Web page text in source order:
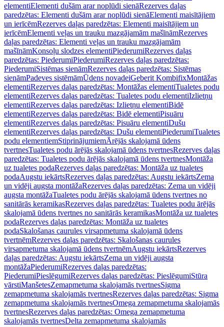
elementiElementi dušām arar noplūdi sienāRezerves daļas
paredzētas: Elementi dušām arar noplūdi sienāElementi maisītājiem
un ierīcēmRezerves daļas paredzētas: Elementi maisītājiem un
ierīcēmElementi veļas un trauku mazgājamām mašīnāmRezerves
daļas paredzētas: Elementi veļas un trauku mazgājamām
mašīnāmKonsoļu slodzes elementiPiederumiRezerves daļas
paredzētas: PiederumiPiederumiRezerves daļas paredzētas:
PiederumiSistēmas sienāmRezerves daļas paredzētas: Sistēmas
sienāmPadeves sistēmāmŪdens novadeiGeberit KombifixMontāžas
elementiRezerves daļas paredzētas: Montāžas elementiTualetes podu
elementiRezerves daļas paredzētas: Tualetes podu elementiIzlietņu
elementiRezerves daļas paredzētas: Izlietņu elementiBidē
elementiRezerves daļas paredzētas: Bidē elementiPisuāru
elementiRezerves daļas paredzētas: Pisuāru elementiDušu
elementiRezerves daļas paredzētas: Dušu elementiPiederumiTualetes
podu elementiemStiprinājumiemĀrējās skalojamā ūdens
tvertnesTualetes podu ārējās skalojamā ūdens tvertnesRezerves daļas
paredzētas: Tualetes podu ārējās skalojamā ūdens tvertnesMontāža
uz tualetes podaRezerves daļas paredzētas: Montāža uz tualetes
podaAugstu iekārtsRezerves daļas paredzētas: Augstu iekārtsZema
un vidēji augsta montāžaRezerves daļas paredzētas: Zema un vidēji
augsta montāžaTualetes podu ārējās skalojamā ūdens tvertnes no
sanitārās keramikasRezerves daļas paredzētas: Tualetes podu ārējās
skalojamā ūdens tvertnes no sanitārās keramikasMontāža uz tualetes
podaRezerves daļas paredzētas: Montāža uz tualetes
podaSkalošanas caurules virsapmetuma skalojamā ūdens
tvertnēmRezerves daļas paredzētas: Skalošanas caurules
virsapmetuma skalojamā ūdens tvertnēmAugstu iekārtsRezerves
daļas paredzētas: Augstu iekārtsZema un vidēji augsta
montāžaPiederumiRezerves daļas paredzētas:
PiederumiPieslēgumiRezerves daļas paredzētas: PieslēgumiStūra
vārstiManšetesZemapmetuma skalojamās tvertnesSigma
zemapmetuma skalojamās tvertnesRezerves daļas paredzētas: Sigma
zemapmetuma skalojamās tvertnesOmega zemapmetuma skalojamās
tvertnesRezerves daļas paredzētas: Omega zemapmetuma
skalojamās tvertnesDelta zemapmetuma skalojamās